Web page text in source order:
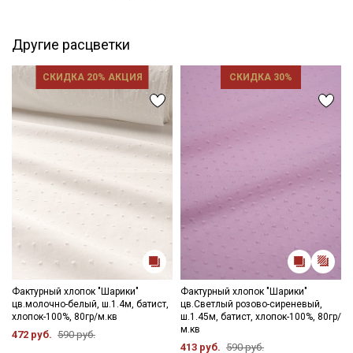
Другие расцветки
СКИДКА 20% АКЦИЯ
Фактурный хлопок "Шарики"
цв.молочно-белый, ш.1.4м, батист,
хлопок-100%, 80гр/м.кв
472 руб. 590 руб.
СКИДКА 30%
Фактурный хлопок "Шарики"
цв.Светлый розово-сиреневый,
ш.1.45м, батист, хлопок-100%, 80гр/
м.кв
413 руб. 590 руб.
Секретная рассылка от Купава